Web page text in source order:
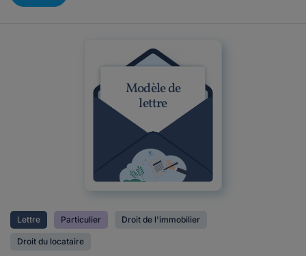
Modèle de
lettre
Lettre Particulier Droit de l'immobilier
Droit du locataire